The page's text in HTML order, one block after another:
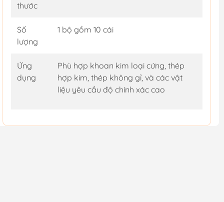
thước
Số
lượng
1 bộ gồm 10 cái
Ứng
dụng
Phù hợp khoan kim loại cứng, thép
hợp kim, thép không gỉ, và các vật
liệu yêu cầu độ chính xác cao